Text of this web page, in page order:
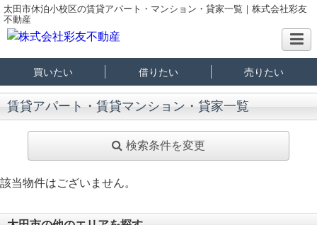
太田市休泊小校区の賃貸アパート・マンション・貸家一覧｜株式会社彩友
不動産
買いたい 借りたい 売りたい
賃貸アパート・賃貸マンション・貸家一覧
検索条件を変更
該当物件はございません。